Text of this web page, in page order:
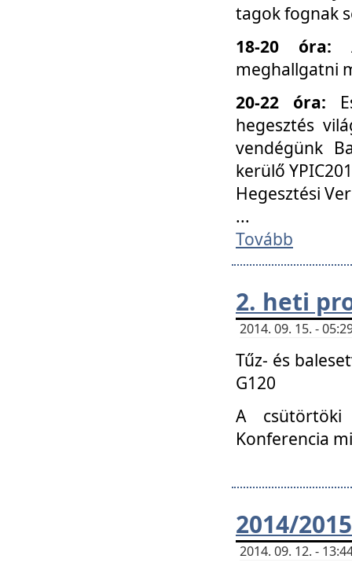
tagok fognak
18-20 óra:
meghallgatni
20-22 óra:
hegesztés
vendégünk
kerülő
Hegesztési
...
Tovább
2. heti
2014. 09. 15. -
Tűz- és
G120
A csütörtöki
Konferencia
2014/
2014. 09. 12. -